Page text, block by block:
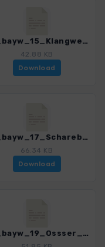
kg_bayw_15_Klangweg_3189_1.gpx
42.88 KB
Download
kg_bayw_17_Schareben_3189_1.gpx
66.34 KB
Download
kg_bayw_19_Ossser_3189_1.gpx